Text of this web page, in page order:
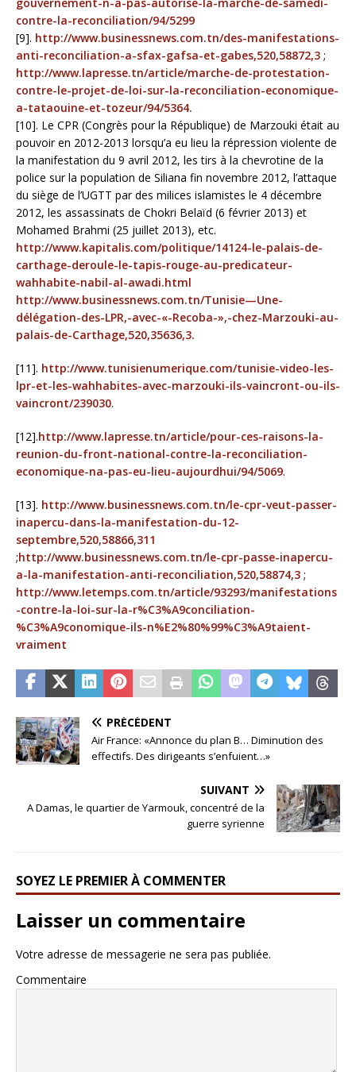
contre-la-reconciliation/94/5299
[9]. http://www.businessnews.com.tn/des-manifestations-
anti-reconciliation-a-sfax-gafsa-et-gabes,520,58872,3 ;
http://www.lapresse.tn/article/marche-de-protestation-
contre-le-projet-de-loi-sur-la-reconciliation-economique-
a-tataouine-et-tozeur/94/5364.
[10]. Le CPR (Congrès pour la République) de Marzouki était au
pouvoir en 2012-2013 lorsqu’a eu lieu la répression violente de
la manifestation du 9 avril 2012, les tirs à la chevrotine de la
police sur la population de Siliana fin novembre 2012, l’attaque
du siège de l’UGTT par des milices islamistes le 4 décembre
2012, les assassinats de Chokri Belaïd (6 février 2013) et
Mohamed Brahmi (25 juillet 2013), etc.
http://www.kapitalis.com/politique/14124-le-palais-de-
carthage-deroule-le-tapis-rouge-au-predicateur-
wahhabite-nabil-al-awadi.html
http://www.businessnews.com.tn/Tunisie—Une-
délégation-des-LPR,-avec-«-Recoba-»,-chez-Marzouki-au-
palais-de-Carthage,520,35636,3.
[11]. http://www.tunisienumerique.com/tunisie-video-les-
lpr-et-les-wahhabites-avec-marzouki-ils-vaincront-ou-ils-
vaincront/239030.
[12].http://www.lapresse.tn/article/pour-ces-raisons-la-
reunion-du-front-national-contre-la-reconciliation-
economique-na-pas-eu-lieu-aujourdhui/94/5069.
[13]. http://www.businessnews.com.tn/le-cpr-veut-passer-
inapercu-dans-la-manifestation-du-12-
septembre,520,58866,311
;http://www.businessnews.com.tn/le-cpr-passe-inapercu-
a-la-manifestation-anti-reconciliation,520,58874,3 ;
http://www.letemps.com.tn/article/93293/manifestations
-contre-la-loi-sur-la-r%C3%A9conciliation-
%C3%A9conomique-ils-n%E2%80%99%C3%A9taient-
vraiment
PRÉCÉDENT
Air France: «Annonce du plan B… Diminution des
effectifs. Des dirigeants s’enfuient…»
SUIVANT
A Damas, le quartier de Yarmouk, concentré de la
guerre syrienne
SOYEZ LE PREMIER À COMMENTER
Laisser un commentaire
Votre adresse de messagerie ne sera pas publiée.
Commentaire